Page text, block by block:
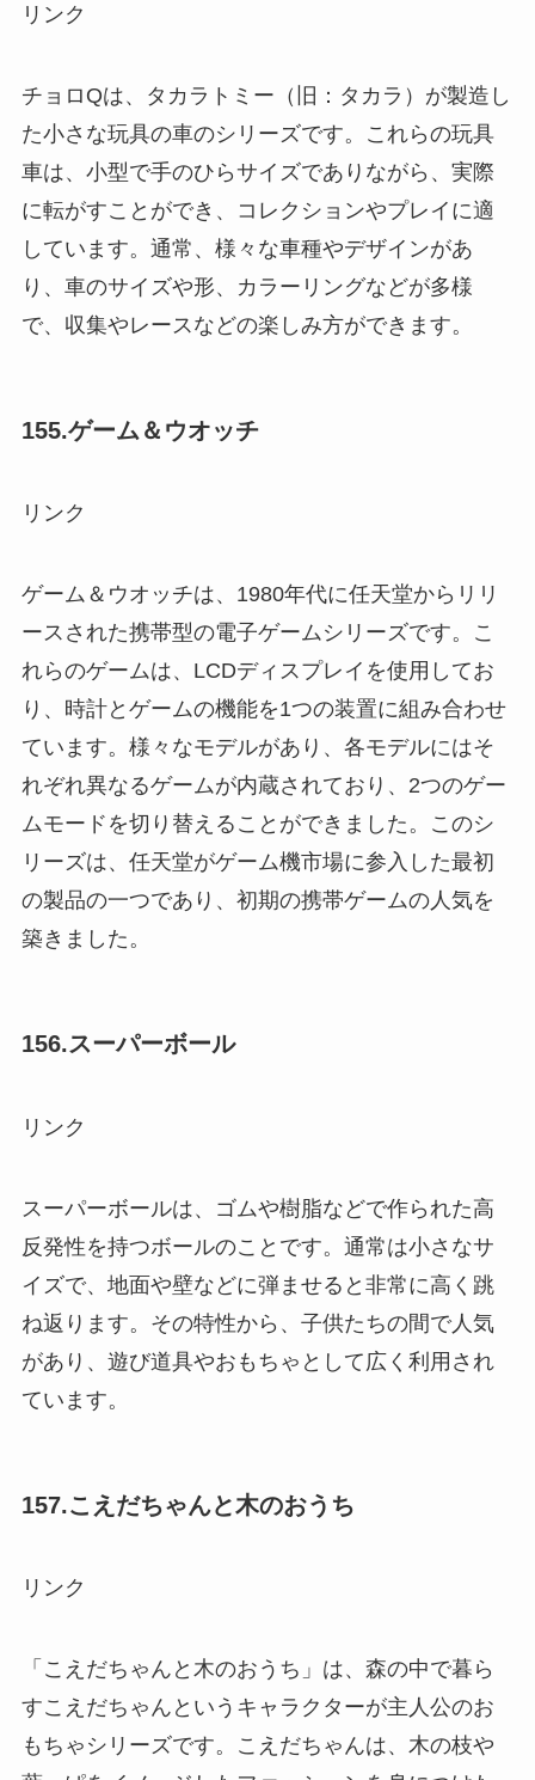
リンク
チョロQは、タカラトミー（旧：タカラ）が製造し
た小さな玩具の車のシリーズです。これらの玩具
車は、小型で手のひらサイズでありながら、実際
に転がすことができ、コレクションやプレイに適
しています。通常、様々な車種やデザインがあ
り、車のサイズや形、カラーリングなどが多様
で、収集やレースなどの楽しみ方ができます。
155.ゲーム＆ウオッチ
リンク
ゲーム＆ウオッチは、1980年代に任天堂からリリ
ースされた携帯型の電子ゲームシリーズです。こ
れらのゲームは、LCDディスプレイを使用してお
り、時計とゲームの機能を1つの装置に組み合わせ
ています。様々なモデルがあり、各モデルにはそ
れぞれ異なるゲームが内蔵されており、2つのゲー
ムモードを切り替えることができました。このシ
リーズは、任天堂がゲーム機市場に参入した最初
の製品の一つであり、初期の携帯ゲームの人気を
築きました。
156.スーパーボール
リンク
スーパーボールは、ゴムや樹脂などで作られた高
反発性を持つボールのことです。通常は小さなサ
イズで、地面や壁などに弾ませると非常に高く跳
ね返ります。その特性から、子供たちの間で人気
があり、遊び道具やおもちゃとして広く利用され
ています。
157.こえだちゃんと木のおうち
リンク
「こえだちゃんと木のおうち」は、森の中で暮ら
すこえだちゃんというキャラクターが主人公のお
もちゃシリーズです。こえだちゃんは、木の枝や